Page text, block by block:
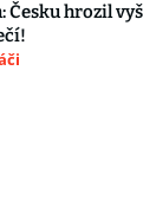
Česku hrozil